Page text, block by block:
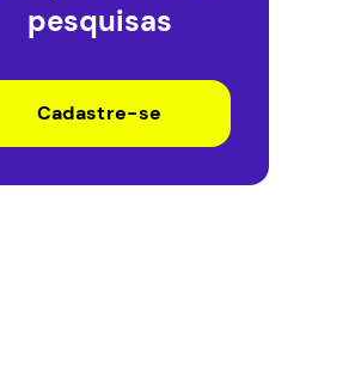
pesquisas
Cadastre-se